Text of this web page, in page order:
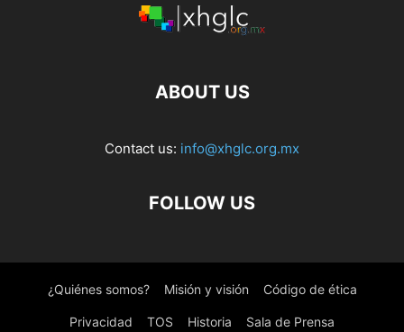
ABOUT US
Contact us: info@xhglc.org.mx
FOLLOW US
¿Quiénes somos? Misión y visión Código de ética
Privacidad TOS Historia Sala de Prensa